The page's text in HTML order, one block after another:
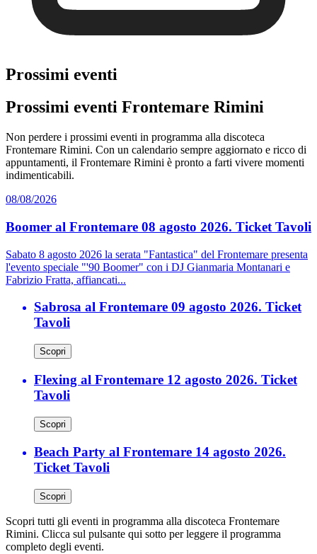
Prossimi eventi
Prossimi eventi Frontemare Rimini
Non perdere i prossimi eventi in programma alla discoteca
Frontemare Rimini. Con un calendario sempre aggiornato e ricco di
appuntamenti, il Frontemare Rimini è pronto a farti vivere momenti
indimenticabili.
08/08/2026
Boomer al Frontemare 08 agosto 2026. Ticket Tavoli
Sabato 8 agosto 2026 la serata "Fantastica" del Frontemare presenta
l'evento speciale "'90 Boomer" con i DJ Gianmaria Montanari e
Fabrizio Fratta, affiancati...
Sabrosa al Frontemare 09 agosto 2026. Ticket
Tavoli
Scopri
Flexing al Frontemare 12 agosto 2026. Ticket
Tavoli
Scopri
Beach Party al Frontemare 14 agosto 2026.
Ticket Tavoli
Scopri
Scopri tutti gli eventi in programma alla discoteca Frontemare
Rimini. Clicca sul pulsante qui sotto per leggere il programma
completo degli eventi.